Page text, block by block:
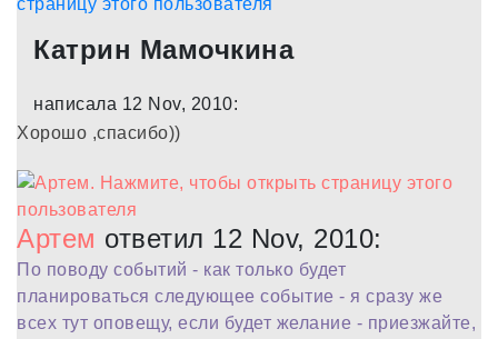
Катрин Мамочкина
написала 12 Nov, 2010:
Хорошо ,спасибо))
Артем ответил 12 Nov, 2010:
По поводу событий - как только будет
планироваться следующее событие - я сразу же
всех тут оповещу, если будет желание - приезжайте,